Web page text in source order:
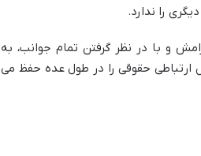
را ندارد.
و با در نظر گرفتن تمام جوانب، به
ارتباطی حقوقی را در طول عده حفظ می